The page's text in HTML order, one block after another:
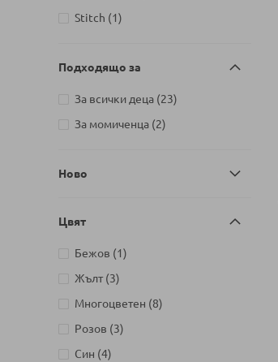
Stitch
1
артикул
Подходящо за
За всички деца 23
артикули
За момиченца 2
артикули
Ново
Цвят
Бежов 1
артикул
Жълт 3
артикули
Многоцветен
8
артикули
Розов
3
артикули
Син 4
артикули